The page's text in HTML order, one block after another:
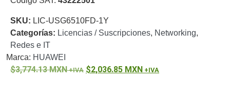
RefaccionesProbadores
de
Video
de Video
Cables y
SKU: LIC-USG6510FD-1Y
Categorías: Licencias / Suscripciones, Networking,
Redes e IT
Marca: HUAWEI
3,774.13MXN 2,036.85 MXN